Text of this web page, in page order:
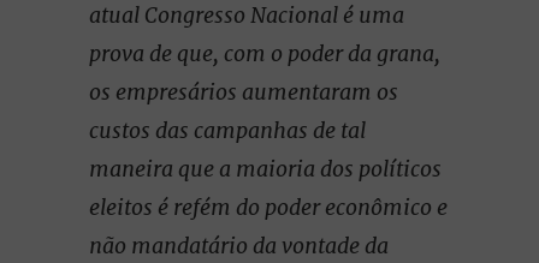
atual Congresso Nacional é uma
prova de que, com o poder da grana,
os empresários aumentaram os
custos das campanhas de tal
maneira que a maioria dos políticos
eleitos é refém do poder econômico e
não mandatário da vontade da